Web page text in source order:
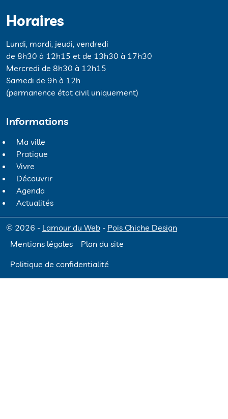
Horaires
Lundi, mardi, jeudi, vendredi
de 8h30 à 12h15 et de 13h30 à 17h30
Mercredi de 8h30 à 12h15
Samedi de 9h à 12h
(permanence état civil uniquement)
Informations
Ma ville
Pratique
Vivre
Découvrir
Agenda
Actualités
© 2026 - Lamour du Web - Pois Chiche Design
Mentions légales
Plan du site
Politique de confidentialité